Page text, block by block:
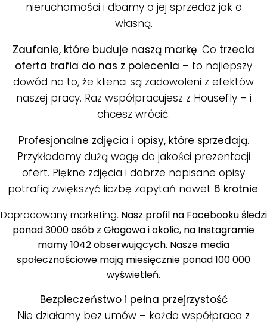
nieruchomości i dbamy o jej sprzedaż jak o
własną.
Zaufanie, które buduje naszą markę. Co trzecia
oferta trafia do nas z polecenia – to najlepszy
dowód na to, że klienci są zadowoleni z efektów
naszej pracy. Raz współpracujesz z Housefly – i
chcesz wrócić.
Profesjonalne zdjęcia i opisy, które sprzedają.
Przykładamy dużą wagę do jakości prezentacji
ofert. Piękne zdjęcia i dobrze napisane opisy
potrafią zwiększyć liczbę zapytań nawet 6 krotnie.
Dopracowany marketing. Nasz profil na Facebooku śledzi
ponad 3000 osób z Głogowa i okolic, na Instagramie
mamy 1042 obserwujących. Nasze media
społecznościowe mają miesięcznie ponad 100 000
wyświetleń.
Bezpieczeństwo i pełna przejrzystość
Nie działamy bez umów – każda współpraca z